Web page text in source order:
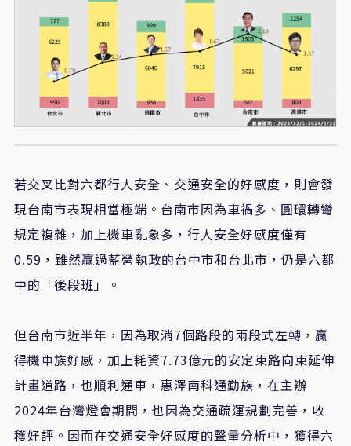
若交叉比對六都行人安全、交通安全的好感度，則會發
現台南市表現相當極端。台南市因為車禍多、圓環轉彎
規定複雜，加上機車亂象多，行人安全好感度僅有
0.59，雖然贏過藍營執政的台中市和台北市，仍是六都
中的「後段班」。
但台南市近半年，因為取消7個路段的兩段式左轉，贏
得機車族好感，加上耗資7.73億元的安定東路向東延伸
計畫道路，也順利通車，惠澤南科通勤族，在主辦
2024年台灣燈會期間，也因為交通疏運規劃完善，收
穫好評。因而在交通安全好感度的聲量分析中，獲得六